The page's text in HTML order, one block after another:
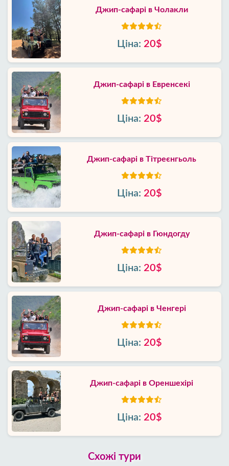
Джип-сафарі в Чолакли
Ціна: 20$
Джип-сафарі в Евренсекі
Ціна: 20$
Джип-сафарі в Тітреєнгьоль
Ціна: 20$
Джип-сафарі в Гюндогду
Ціна: 20$
Джип-сафарі в Ченгері
Ціна: 20$
Джип-сафарі в Ореншехірі
Ціна: 20$
Схожі тури